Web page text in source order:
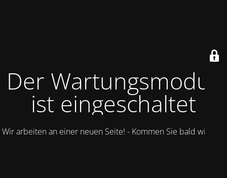
Der Wartungsmodus
ist eingeschaltet
Wir arbeiten an einer neuen Seite! - Kommen Sie bald wieder.